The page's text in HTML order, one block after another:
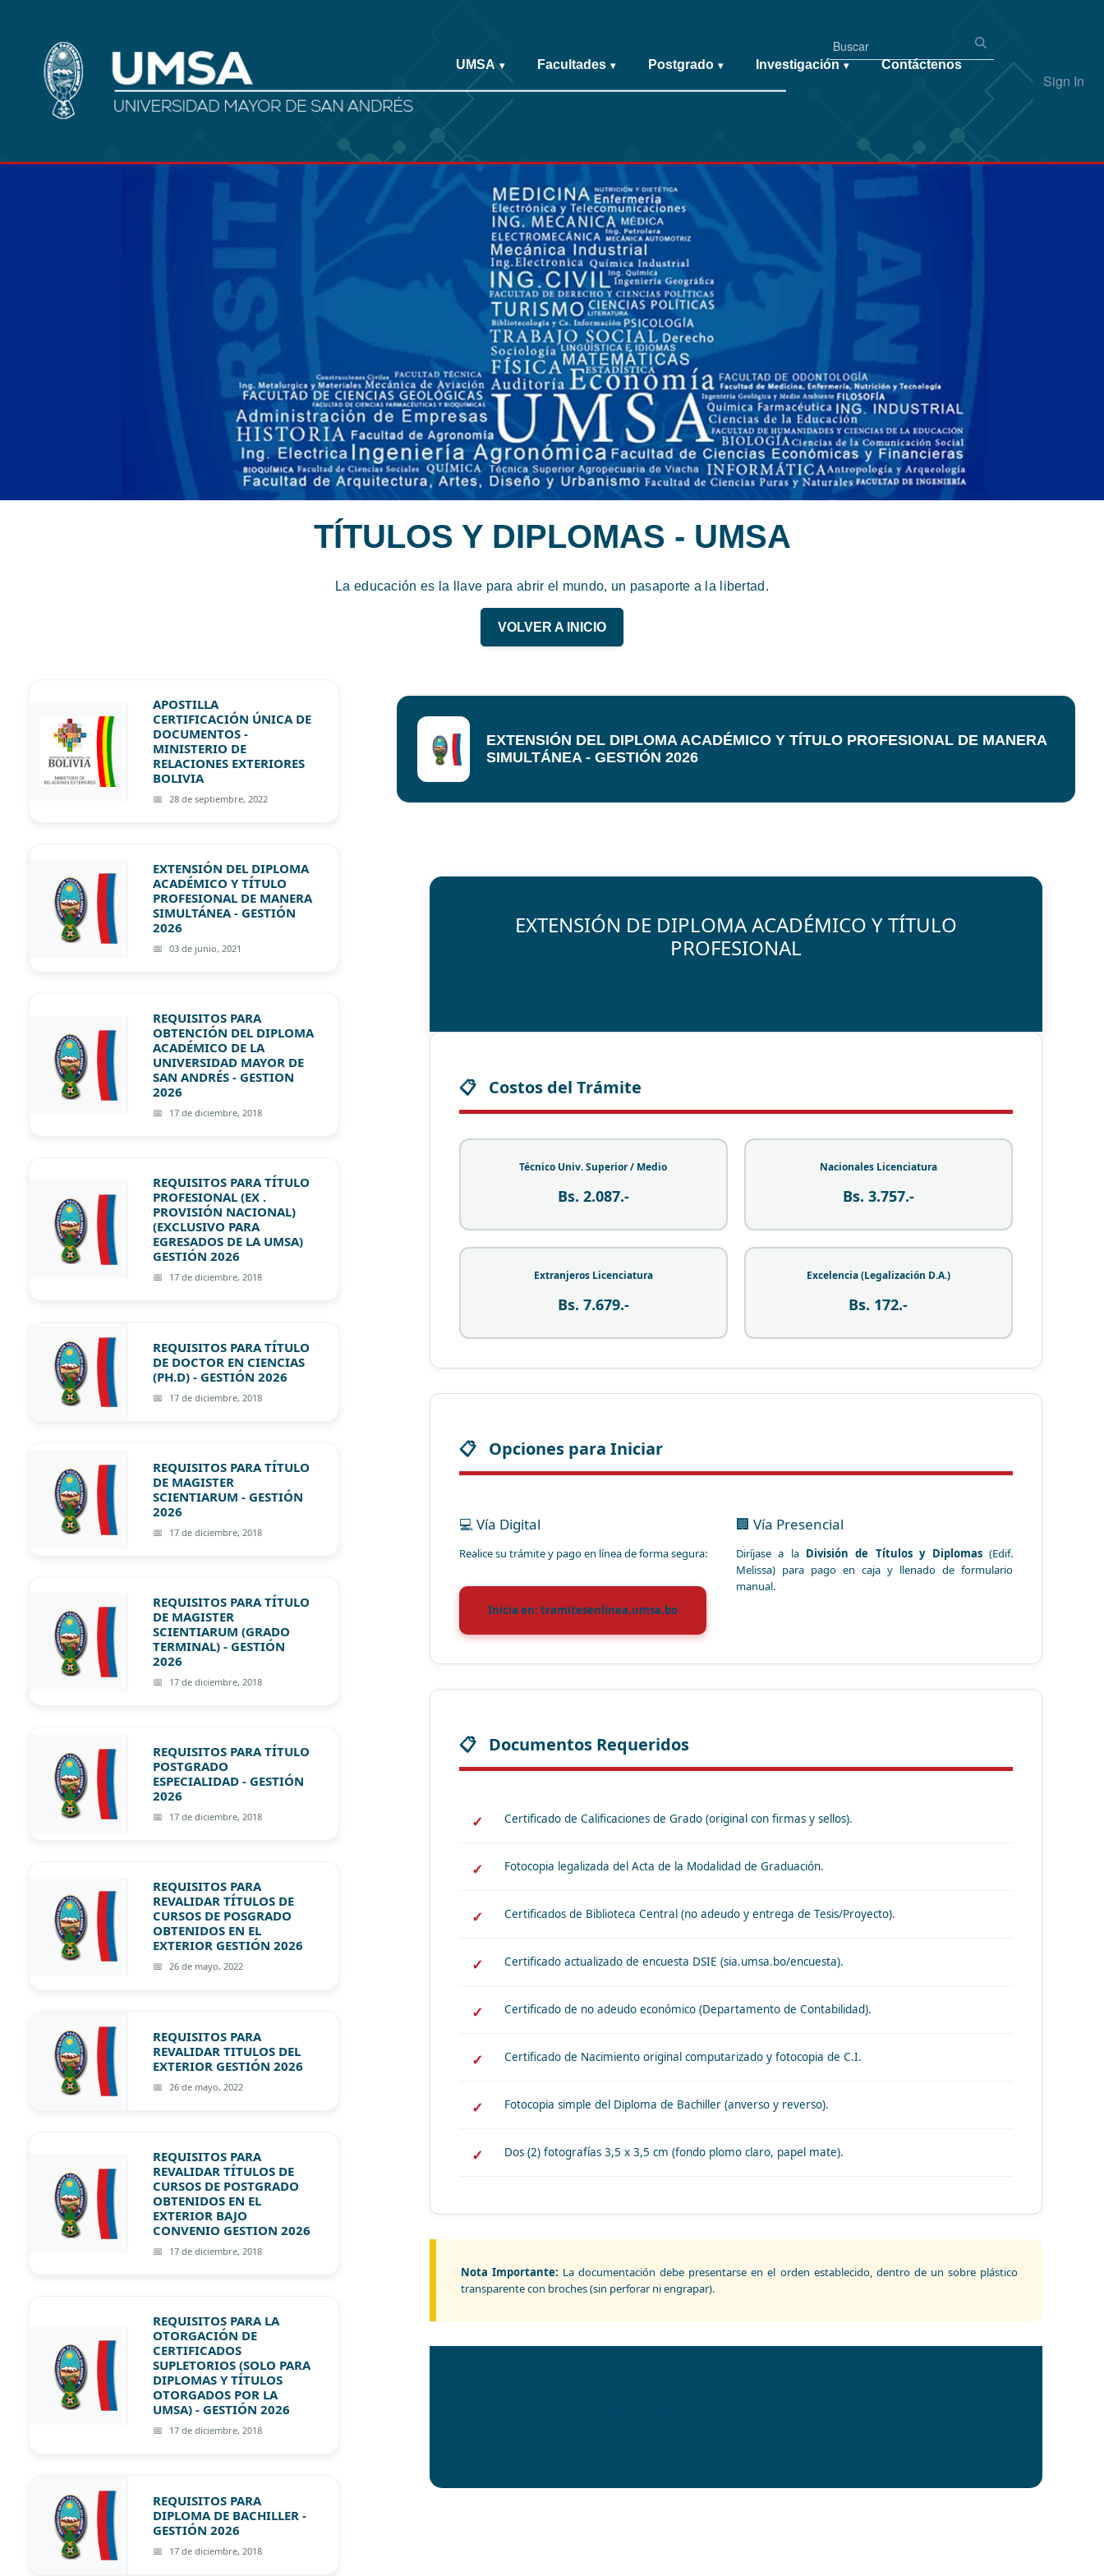
Sign In
UMSA ▾ Facultades ▾ Postgrado ▾ Investigación ▾ Contáctenos
TÍTULOS Y DIPLOMAS - UMSA
La educación es la llave para abrir el mundo, un pasaporte a la libertad.
VOLVER A INICIO
APOSTILLA
CERTIFICACIÓN ÚNICA DE
DOCUMENTOS -
MINISTERIO DE
RELACIONES EXTERIORES
BOLIVIA
28 de septiembre, 2022
EXTENSIÓN DEL DIPLOMA
ACADÉMICO Y TÍTULO
PROFESIONAL DE MANERA
SIMULTÁNEA - GESTIÓN
2026
03 de junio, 2021
REQUISITOS PARA
OBTENCIÓN DEL DIPLOMA
ACADÉMICO DE LA
UNIVERSIDAD MAYOR DE
SAN ANDRÉS - GESTION
2026
17 de diciembre, 2018
REQUISITOS PARA TÍTULO
PROFESIONAL (EX .
PROVISIÓN NACIONAL)
(EXCLUSIVO PARA
EGRESADOS DE LA UMSA)
GESTIÓN 2026
17 de diciembre, 2018
REQUISITOS PARA TÍTULO
DE DOCTOR EN CIENCIAS
(PH.D) - GESTIÓN 2026
17 de diciembre, 2018
REQUISITOS PARA TÍTULO
DE MAGISTER
SCIENTIARUM - GESTIÓN
2026
17 de diciembre, 2018
REQUISITOS PARA TÍTULO
DE MAGISTER
SCIENTIARUM (GRADO
TERMINAL) - GESTIÓN
2026
17 de diciembre, 2018
REQUISITOS PARA TÍTULO
POSTGRADO
ESPECIALIDAD - GESTIÓN
2026
17 de diciembre, 2018
REQUISITOS PARA
REVALIDAR TÍTULOS DE
CURSOS DE POSGRADO
OBTENIDOS EN EL
EXTERIOR GESTIÓN 2026
26 de mayo, 2022
REQUISITOS PARA
REVALIDAR TITULOS DEL
EXTERIOR GESTIÓN 2026
26 de mayo, 2022
REQUISITOS PARA
REVALIDAR TÍTULOS DE
CURSOS DE POSTGRADO
OBTENIDOS EN EL
EXTERIOR BAJO
CONVENIO GESTION 2026
17 de diciembre, 2018
REQUISITOS PARA LA
OTORGACIÓN DE
CERTIFICADOS
SUPLETORIOS (SOLO PARA
DIPLOMAS Y TÍTULOS
OTORGADOS POR LA
UMSA) - GESTIÓN 2026
17 de diciembre, 2018
REQUISITOS PARA
DIPLOMA DE BACHILLER -
GESTIÓN 2026
17 de diciembre, 2018
EXTENSIÓN DEL DIPLOMA ACADÉMICO Y TÍTULO PROFESIONAL DE MANERA
SIMULTÁNEA - GESTIÓN 2026
EXTENSIÓN DE DIPLOMA ACADÉMICO Y TÍTULO
PROFESIONAL
Costos del Trámite
Técnico Univ. Superior / Medio
Bs. 2.087.-
Nacionales Licenciatura
Bs. 3.757.-
Extranjeros Licenciatura
Bs. 7.679.-
Excelencia (Legalización D.A.)
Bs. 172.-
Opciones para Iniciar
💻 Vía Digital
Realice su trámite y pago en línea de forma segura:
Inicia en: tramitesenlinea.umsa.bo
🏢 Vía Presencial
Diríjase a la División de Títulos y Diplomas(Edif.
Melissa) para pago en caja y llenado de formulario
manual.
Documentos Requeridos
Certificado de Calificaciones de Grado (original con firmas y sellos).
Fotocopia legalizada del Acta de la Modalidad de Graduación.
Certificados de Biblioteca Central (no adeudo y entrega de Tesis/Proyecto).
Certificado actualizado de encuesta DSIE (sia.umsa.bo/encuesta).
Certificado de no adeudo económico (Departamento de Contabilidad).
Certificado de Nacimiento original computarizado y fotocopia de C.I.
Fotocopia simple del Diploma de Bachiller (anverso y reverso).
Dos (2) fotografías 3,5 x 3,5 cm (fondo plomo claro, papel mate).
Nota Importante: La documentación debe presentarse en el orden establecido, dentro de un sobre plástico
transparente con broches (sin perforar ni engrapar).